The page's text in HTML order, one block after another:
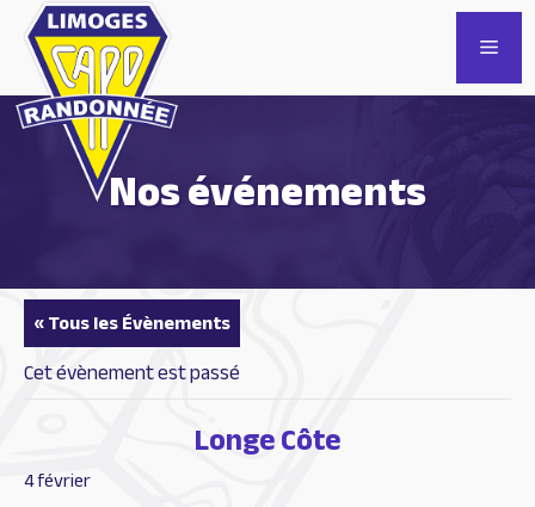
Aller
contenu
Nos événements
« Tous les Évènements
Cet évènement est passé
Longe Côte
4 février